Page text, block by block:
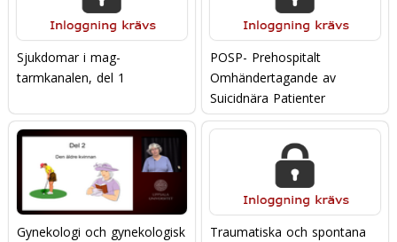
Sjukdomar i mag-
tarmkanalen, del 1
POSP- Prehospitalt
Omhändertagande av
Suicidnära Patienter
Gynekologi och gynekologisk
Traumatiska och spontana